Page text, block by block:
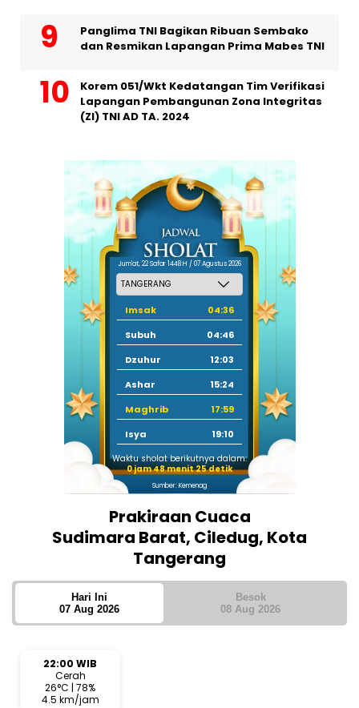
Panglima TNI Bagikan Ribuan Sembako
dan Resmikan Lapangan Prima Mabes TNI
Korem 051/Wkt Kedatangan Tim Verifikasi
Lapangan Pembangunan Zona Integritas
(ZI) TNI AD TA. 2024
Jum'at, 22 Safar 1448 H / 07 Agustus 2026
Imsak
04:36
Subuh
04:46
Dzuhur
12:03
Ashar
15:24
Maghrib
17:59
Isya
19:10
Waktu sholat berikutnya dalam:
0 jam 48 menit 24 detik
Sumber: Kemenag
Prakiraan Cuaca
Sudimara Barat, Ciledug, Kota
Tangerang
Hari Ini
07 Aug 2026
Besok
08 Aug 2026
22:00 WIB
Cerah
26°C | 78%
4.5 km/jam